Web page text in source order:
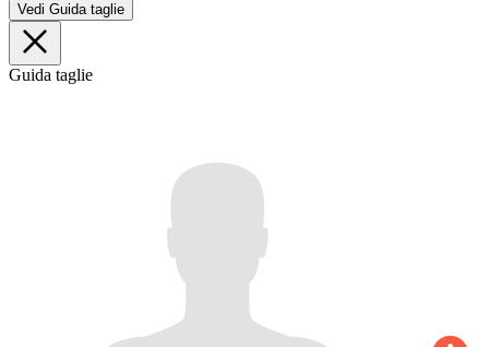
Vedi Guida taglie
Guida taglie